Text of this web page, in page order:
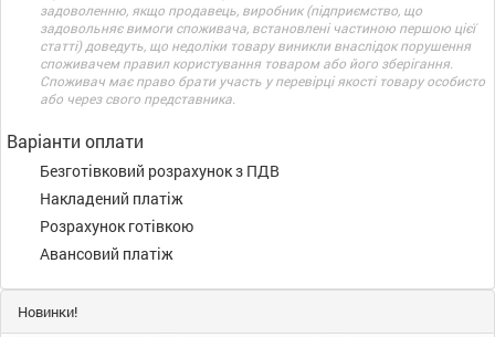
задоволенню, якщо продавець, виробник (підприємство, що
задовольняє вимоги споживача, встановлені частиною першою цієї
статті) доведуть, що недоліки товару виникли внаслідок порушення
споживачем правил користування товаром або його зберігання.
Споживач має право брати участь у перевірці якості товару особисто
або через свого представника.
Варіанти оплати
Безготівковий розрахунок з ПДВ
Накладений платіж
Розрахунок готівкою
Авансовий платіж
Новинки!